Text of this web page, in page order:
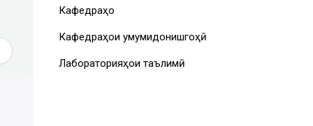
Кафедраҳо
Кафедраҳои умумидонишгоҳӣ
Лабораторияҳои таълимӣ